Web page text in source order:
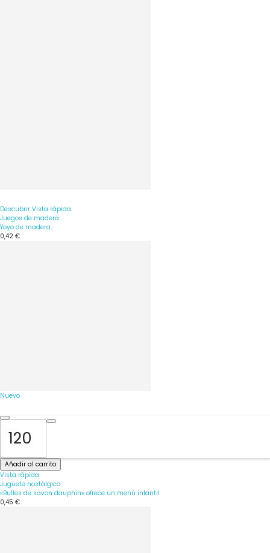
Descubrir Vista rápida
Juegos de madera
Yoyo de madera
0,42 €
Nuevo
Añadir al carrito
Vista rápida
Juguete nostálgico
«Bulles de savon dauphin» ofrece un menú infantil
0,45 €